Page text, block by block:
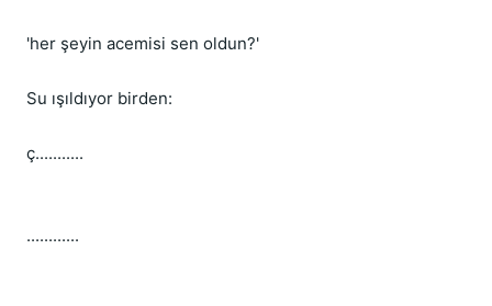
'her şeyin acemisi sen oldun?'
Su ışıldıyor birden:
ç...........
............